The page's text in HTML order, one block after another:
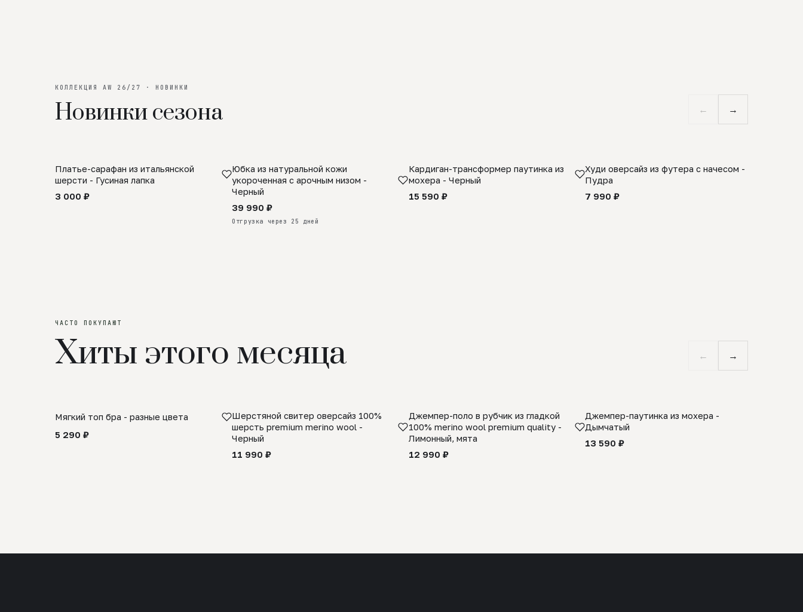
КОЛЛЕКЦИЯ AW 26/27 · НОВИНКИ
Новинки сезона ← →
SALE
Платье-сарафан из итальянской
шерсти - Гусиная лапка
3 000 ₽
ПРЕДЗАКАЗ
Юбка из натуральной кожи
укороченная с арочным низом -
Черный
39 990 ₽
Отгрузка через 25 дней
Кардиган-трансформер паутинка из
мохера - Черный
15 590 ₽
Худи оверсайз из футера с начесом -
Пудра
7 990 ₽
ЧАСТО ПОКУПАЮТ
Хиты этого месяца ← →
Мягкий топ бра - разные цвета
5 290 ₽
Шерстяной свитер оверсайз 100%
шерсть premium merino wool -
Черный
11 990 ₽
Джемпер-поло в рубчик из гладкой
100% merino wool premium quality -
Лимонный, мята
12 990 ₽
Джемпер-паутинка из мохера -
Дымчатый
13 590 ₽